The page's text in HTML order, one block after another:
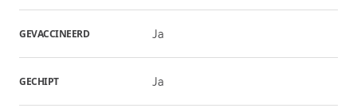
GEVACCINEERD Ja
GECHIPT Ja